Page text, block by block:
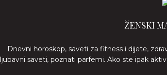
ŽENSKI
Dnevni horoskop, saveti za fitness i dijete,
ljubavni saveti, poznati parfemi. Ako ste ipak